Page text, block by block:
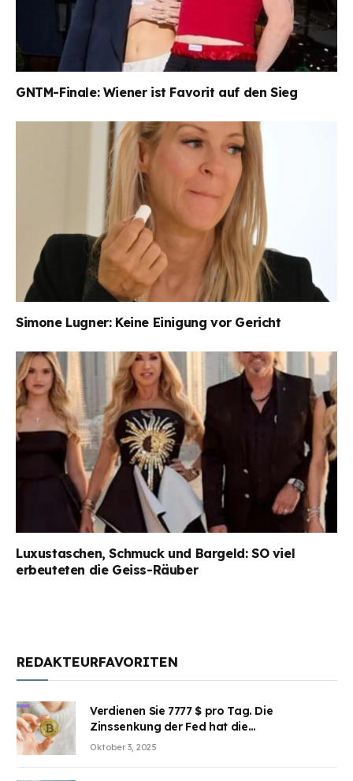
GNTM-Finale: Wiener ist Favorit auf den Sieg
Simone Lugner: Keine Einigung vor Gericht
Luxustaschen, Schmuck und Bargeld: SO viel
erbeuteten die Geiss-Räuber
REDAKTEURFAVORITEN
Verdienen Sie 7777 $ pro Tag. Die
Zinssenkung der Fed hat die
Aufmerksamkeit des Marktes erregt.
Oktober 3, 2025